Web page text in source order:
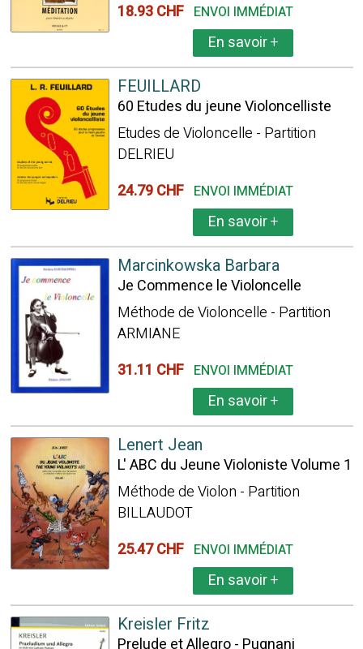
18.93 CHF ENVOI IMMÉDIAT
En savoir+
FEUILLARD
60 Etudes du jeune Violoncelliste
Etudes de Violoncelle - Partition
DELRIEU
24.79 CHF ENVOI IMMÉDIAT
En savoir+
Marcinkowska Barbara
Je Commence le Violoncelle
Méthode de Violoncelle - Partition
ARMIANE
31.11 CHF ENVOI IMMÉDIAT
En savoir+
Lenert Jean
L' ABC du Jeune Violoniste Volume 1
Méthode de Violon - Partition
BILLAUDOT
25.47 CHF ENVOI IMMÉDIAT
En savoir+
Kreisler Fritz
Prelude et Allegro - Pugnani